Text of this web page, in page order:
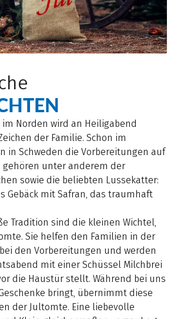
im Norden wird an Heiligabend
der Familie. Schon im
in Schweden die Vorbereitungen auf
gehören unter anderem der
sowie die beliebten Lussekatter:
Gebäck mit Safran, das traumhaft
Tradition sind die kleinen Wichtel,
Sie helfen den Familien in der
den Vorbereitungen und werden
mit einer Schüssel Milchbrei
die Haustür stellt. Während bei uns
bringt, übernimmt diese
der Jultomte. Eine liebevolle